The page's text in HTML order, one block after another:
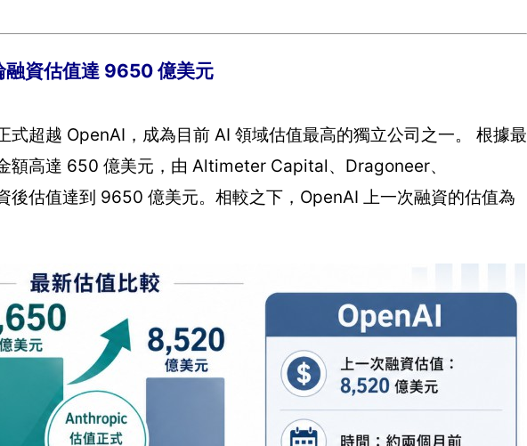
資估值達 9650 億美元
超越 OpenAI，成為目前 AI 領域估值最高的獨立公司之一。 根據最
高達 650 億美元，由 Altimeter Capital、Dragoneer、
估值達到 9650 億美元。相較之下，OpenAI 上一次融資的估值為